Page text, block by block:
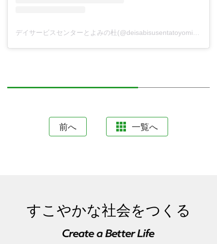
デイサービスセンターとよみの杜(@deisabisusentatoyominomori)がシェアした投稿
前へ 一覧へ
すこやかな社会をつくる